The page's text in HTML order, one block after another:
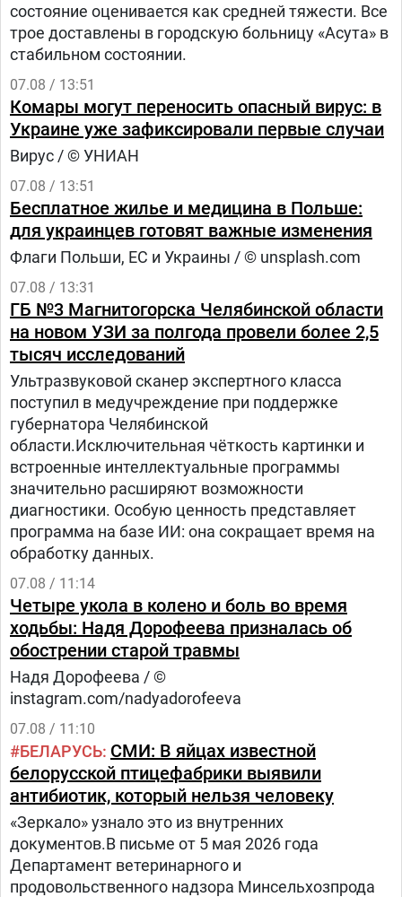
состояние оценивается как средней тяжести. Все
трое доставлены в городскую больницу «Асута» в
стабильном состоянии.
07.08 / 13:51
Комары могут переносить опасный вирус: в
Украине уже зафиксировали первые случаи
Вирус / © УНИАН
07.08 / 13:51
Бесплатное жилье и медицина в Польше:
для украинцев готовят важные изменения
Флаги Польши, ЕС и Украины / © unsplash.com
07.08 / 13:31
ГБ №3 Магнитогорска Челябинской области
на новом УЗИ за полгода провели более 2,5
тысяч исследований
Ультразвуковой сканер экспертного класса
поступил в медучреждение при поддержке
губернатора Челябинской
области.Исключительная чёткость картинки и
встроенные интеллектуальные программы
значительно расширяют возможности
диагностики. Особую ценность представляет
программа на базе ИИ: она сокращает время на
обработку данных.
07.08 / 11:14
Четыре укола в колено и боль во время
ходьбы: Надя Дорофеева призналась об
обострении старой травмы
Надя Дорофеева / ©
instagram.com/nadyadorofeeva
07.08 / 11:10
БЕЛАРУСЬ СМИ: В яйцах известной
белорусской птицефабрики выявили
антибиотик, который нельзя человеку
«Зеркало» узнало это из внутренних
документов.В письме от 5 мая 2026 года
Департамент ветеринарного и
продовольственного надзора Минсельхозпрода